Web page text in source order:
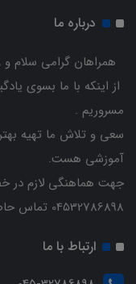
درباره ما
همراهان گرامی سلام
از اینکه با ما بسوی
مسروریم .
سعی و تلاش ما تهیه
آموزشی هست.
جهت هماهنگی لازم در
04532786898 تماس حاصل بفرمایید.
ارتباط با ما